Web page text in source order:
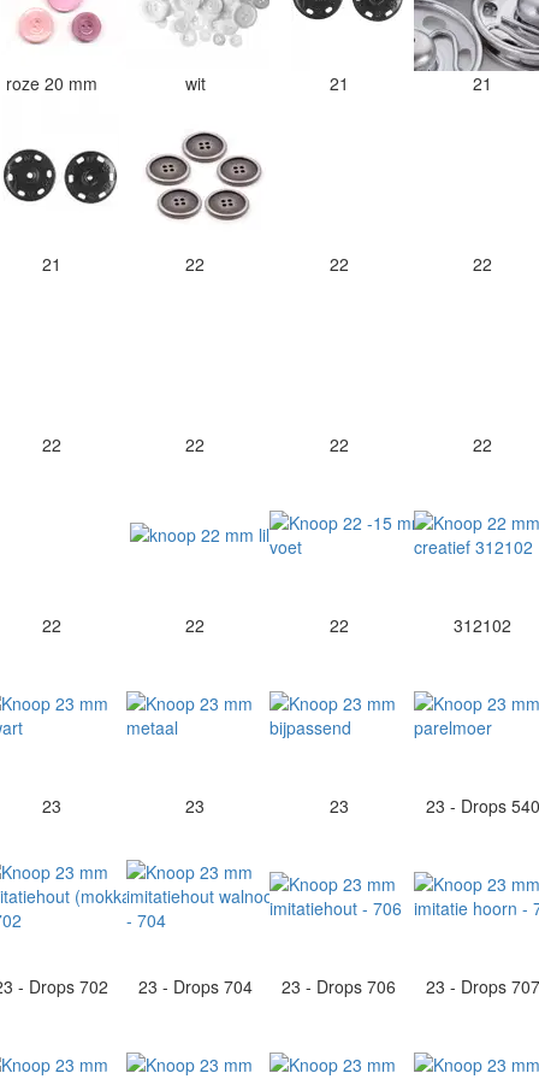
roze 20 mm wit 21 21
21 22 22 22
22 22 22 22
22 22 22 312102
23 23 23 23 - Drops
- Drops 702 23 - Drops 704 23 - Drops 706 23 - Drops